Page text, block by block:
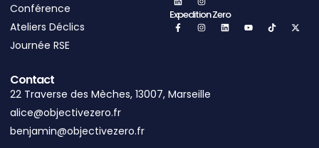
Conférence
Ateliers Déclics
Journée RSE
Expedition Zero
Contact
22 Traverse des Mèches, 13007, Marseille
alice@objectivezero.fr
benjamin@objectivezero.fr